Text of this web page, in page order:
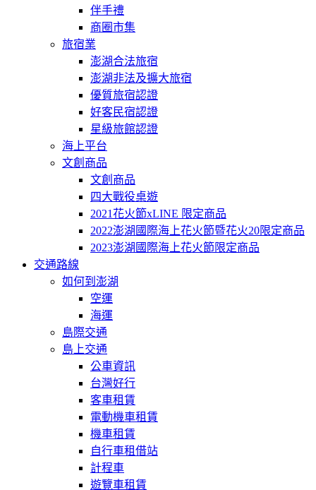
伴手禮
商圈市集
旅宿業
澎湖合法旅宿
澎湖非法及擴大旅宿
優質旅宿認證
好客民宿認證
星級旅館認證
海上平台
文創商品
文創商品
四大戰役桌遊
2021花火節xLINE 限定商品
2022澎湖國際海上花火節暨花火20限定商品
2023澎湖國際海上花火節限定商品
交通路線
如何到澎湖
空運
海運
島際交通
島上交通
公車資訊
台灣好行
客車租賃
電動機車租賃
機車租賃
自行車租借站
計程車
遊覽車租賃